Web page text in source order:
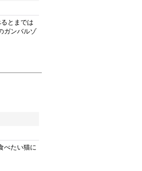
とまでは
ガンバルゾ
べたい猫に